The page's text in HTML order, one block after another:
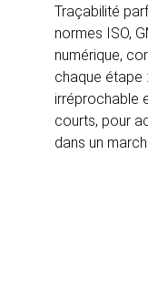
Traçabilité
normes ISO,
numérique,
chaque étape :
irréprochable
courts, pour
dans un